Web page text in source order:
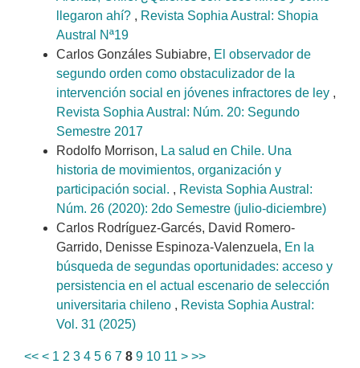
llegaron ahí? , Revista Sophia Austral: Shopia
Austral Nª19
Carlos Gonzáles Subiabre, El observador de
segundo orden como obstaculizador de la
intervención social en jóvenes infractores de ley ,
Revista Sophia Austral: Núm. 20: Segundo
Semestre 2017
Rodolfo Morrison, La salud en Chile. Una
historia de movimientos, organización y
participación social. , Revista Sophia Austral:
Núm. 26 (2020): 2do Semestre (julio-diciembre)
Carlos Rodríguez-Garcés, David Romero-
Garrido, Denisse Espinoza-Valenzuela, En la
búsqueda de segundas oportunidades: acceso y
persistencia en el actual escenario de selección
universitaria chileno , Revista Sophia Austral:
Vol. 31 (2025)
<< < 1 2 3 4 5 6 7 8 9 10 11 > >>